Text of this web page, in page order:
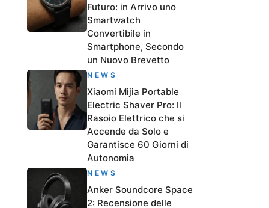
Futuro: in Arrivo uno
Smartwatch
Convertibile in
Smartphone, Secondo
un Nuovo Brevetto
NEWS
Xiaomi Mijia Portable
Electric Shaver Pro: Il
Rasoio Elettrico che si
Accende da Solo e
Garantisce 60 Giorni di
Autonomia
NEWS
Anker Soundcore Space
2: Recensione delle